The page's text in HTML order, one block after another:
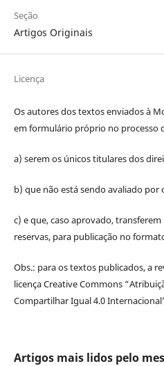
Seção
Artigos Originais
Licença
Os autores dos textos enviados à
em formulário próprio no processo
a) serem os únicos titulares dos
b) que não está sendo avaliado
c) e que, caso aprovado,
reservas, para publicação no
Obs.: para os textos publicados, a
licença Creative Commons
Compartilhar Igual 4.0
Artigos mais lidos pelo